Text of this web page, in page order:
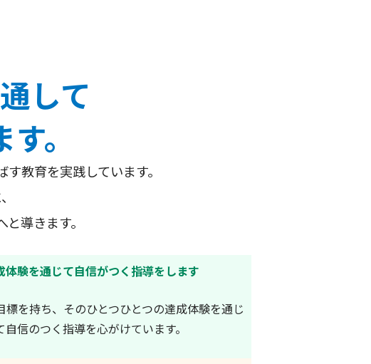
して
。
教育を実践しています。
導きます。
体験を通じて自信がつく指導をします
標を持ち、そのひとつひとつの達成体験を通じ
信のつく指導を心がけています。